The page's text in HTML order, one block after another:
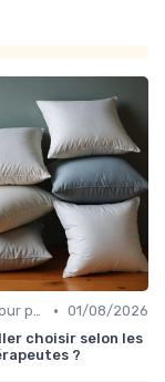
Matelas pour problèmes de dos • 01/08/2026
choisir selon les
?